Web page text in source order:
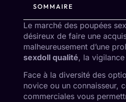
SOMMAIRE
Le marché des poupées
désireux de faire une
malheureusement d’une
sexdoll qualité, la
Face à la diversité des
novice ou un connaisseur,
commerciales vous